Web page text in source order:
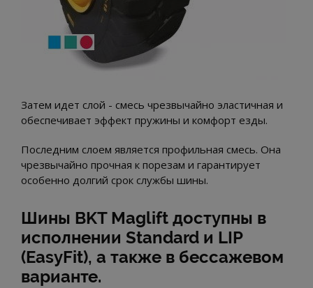
Затем идет слой - смесь чрезвычайно эластичная и
обеспечивает эффект пружины и комфорт езды.
Последним слоем является профильная смесь. Она
чрезвычайно прочная к порезам и гарантирует
особенно долгий срок службы шины.
Шины BKT Maglift доступны в
исполнении Standard и LIP
(EasyFit), а также в бессажевом
варианте.